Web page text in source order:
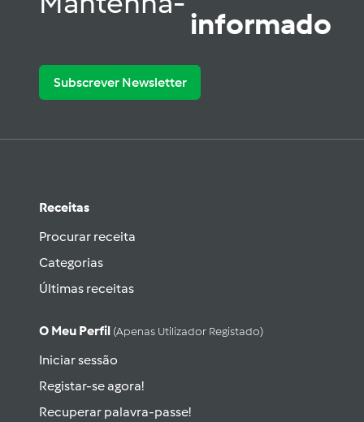
informado
Subscrever Newsletter
Receitas
Procurar receita
Categorias
Últimas receitas
O Meu Perfil (apenas Utilizador Registado)
Iniciar sessão
Registar-se agora!
Recuperar palavra-passe!